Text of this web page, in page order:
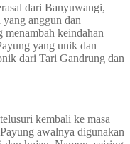
dari Banyuwangi,
anggun dan
menambah keindahan
yang unik dan
dari Tari Gandrung dan
kembali ke masa
awalnya digunakan